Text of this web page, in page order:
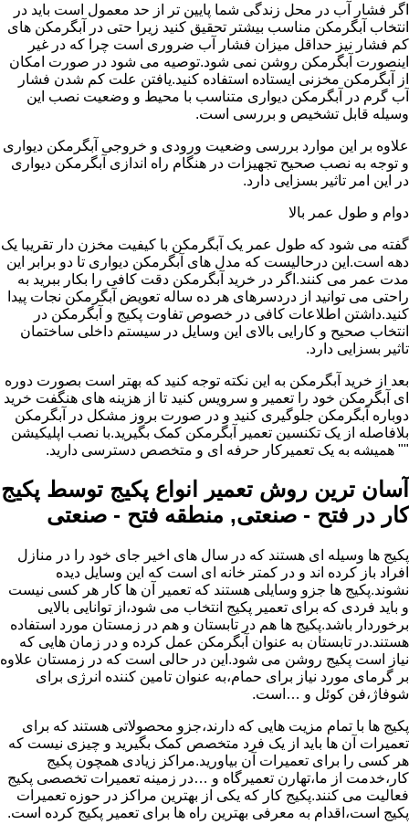
اگر فشار آب در محل زندگی شما پایین تر از حد معمول است باید در
انتخاب آبگرمکن مناسب بیشتر تحقیق کنید زیرا حتی در آبگرمکن های
کم فشار نیز حداقل میزان فشار آب ضروری است چرا که در غیر
اینصورت آبگرمکن روشن نمی شود.توصیه می شود در صورت امکان
از آبگرمکن مخزنی ایستاده استفاده کنید.یافتن علت کم شدن فشار
آب گرم در آبگرمکن دیواری متناسب با محیط و وضعیت نصب این
وسیله قابل تشخیص و بررسی است.
علاوه بر این موارد بررسی وضعیت ورودی و خروجی آبگرمکن دیواری
و توجه به نصب صحیح تجهیزات در هنگام راه اندازی آبگرمکن دیواری
در این امر تاثیر بسزایی دارد.
دوام و طول عمر بالا
گفته می شود که طول عمر یک آبگرمکن با کیفیت مخزن دار تقریبا یک
دهه است.این درحالیست که مدل های آبگرمکن دیواری تا دو برابر این
مدت عمر می کنند.اگر در خرید آبگرمکن دقت کافی را بکار ببرید به
راحتی می توانید از دردسرهای هر ده ساله تعویض آبگرمکن نجات پیدا
کنید.داشتن اطلاعات کافی در خصوص تفاوت پکیج و آبگرمکن در
انتخاب صحیح و کارایی بالای این وسایل در سیستم داخلی ساختمان
تاثیر بسزایی دارد.
بعد از خرید آبگرمکن به این نکته توجه کنید که بهتر است بصورت دوره
ای آبگرمکن خود را تعمیر و سرویس کنید تا از هزینه های هنگفت خرید
دوباره آبگرمکن جلوگیری کنید و در صورت بروز مشکل در آبگرمکن
بلافاصله از یک تکنسین تعمیر آبگرمکن کمک بگیرید.با نصب اپلیکیشن
"" همیشه به یک تعمیرکار حرفه ای و متخصص دسترسی دارید.
آسان ترین روش تعمیر انواع پکیج توسط پکیج
کار در فتح - صنعتی, منطقه فتح - صنعتی
پکیج ها وسیله ای هستند که در سال های اخیر جای خود را در منازل
افراد باز کرده اند و در کمتر خانه ای است که این وسایل دیده
نشوند.پکیج ها جزو وسایلی هستند که تعمیر آن ها کار هر کسی نیست
و باید فردی که برای تعمیر پکیج انتخاب می شود،از توانایی بالایی
برخوردار باشد.پکیج ها هم در تابستان و هم در زمستان مورد استفاده
هستند.در تابستان به عنوان آبگرمکن عمل کرده و در زمان هایی که
نیاز است پکیج روشن می شود.این در حالی است که در زمستان علاوه
بر گرمای مورد نیاز برای حمام،به عنوان تامین کننده انرژی برای
شوفاژ،فن کوئل و …است.
پکیج ها با تمام مزیت هایی که دارند،جزو محصولاتی هستند که برای
تعمیرات آن ها باید از یک فرد متخصص کمک بگیرید و چیزی نیست که
هر کسی را برای تعمیرات آن بیاورید.مراکز زیادی همچون پکیج
کار،خدمت از ما،تهارن تعمیرگاه و …در زمینه تعمیرات تخصصی پکیج
فعالیت می کنند.پکیج کار که یکی از بهترین مراکز در حوزه تعمیرات
پکیج است،اقدام به معرفی بهترین راه ها برای تعمیر پکیج کرده است.